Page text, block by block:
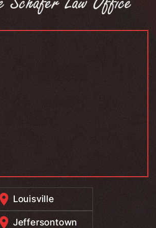
Louisville
Jeffersontown